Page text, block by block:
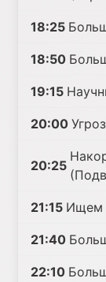
18:25
18:50
19:15
20:00
20:25
21:15 Ищем
21:40
22:10